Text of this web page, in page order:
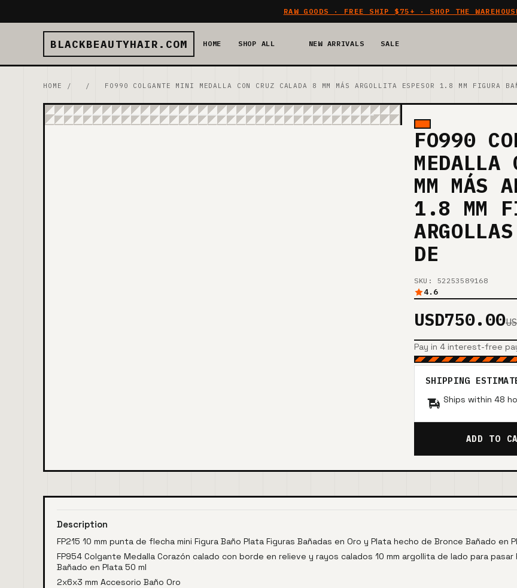
RAW GOODS · FREE SHIP $75+ · SHOP THE
BLACKBEAUTYHAIR.COM HOME SHOP ALL NEW ARRIVALS SALE
HOME / / FO990 COLGANTE MINI MEDALLA CON CRUZ CALADA 8 MM MÁS ARGOLLITA ESPESOR 1.8 MM FIGURA
FO990
MEDALLA
MM MÁS
1.8 MM
DE
SKU: 52253589168
4.6
USD750.00
Pay in 4 interest-free
SHIPPING
Ships within 48
ADD TO
Description
FP215 10 mm punta de flecha mini Figura Baño Plata Figuras Bañadas en Oro y Plata hecho de Bronce Bañado en
FP954 Colgante Medalla Corazón calado con borde en relieve y rayos calados 10 mm argollita de lado para pasar
Bañado en Plata 50 ml
2x6x3 mm Accesorio Baño Oro